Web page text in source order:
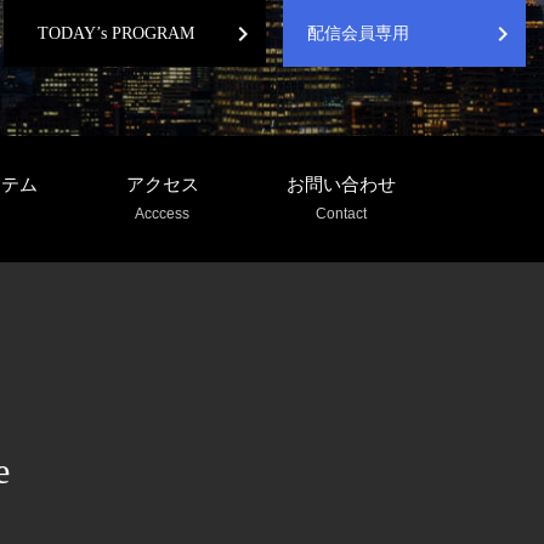
TODAY’s PROGRAM chevron_right 配信会員専用 chevron_right
ム アクセス
Acccess
お問い合わせ
Contact